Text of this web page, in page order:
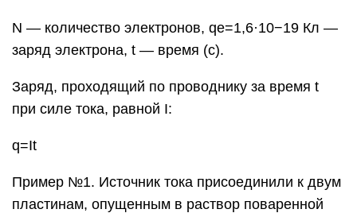
N — количество электронов, qe=1,6·10−19 Кл —
заряд электрона, t — время (с).
Заряд, проходящий по проводнику за время t
при силе тока, равной I:
q=It
Пример №1. Источник тока присоединили к двум
пластинам, опущенным в раствор поваренной